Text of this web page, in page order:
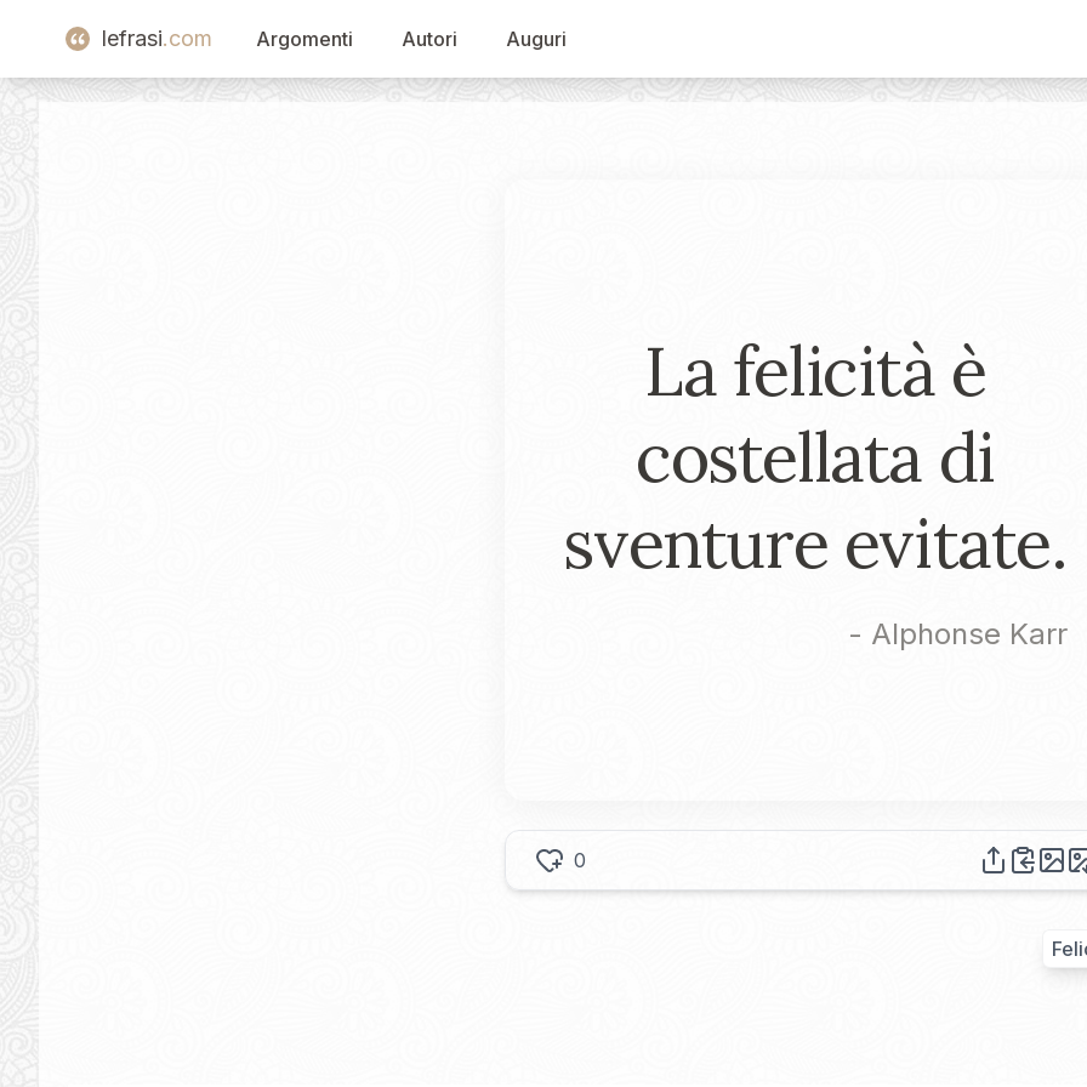
lefrasi.com Argomenti Autori Auguri
La felicità è
costellata di
sventure evitate.
- Alphonse Karr
0